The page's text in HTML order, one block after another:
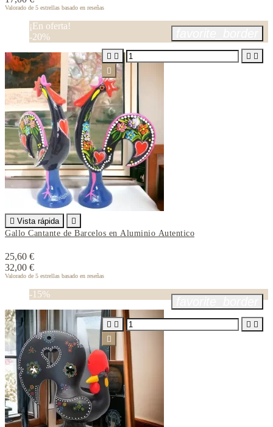
Valorado de 5 estrellas basado en reseñas
¡En oferta!
-20%
 Vista rápida

Gallo Cantante de Barcelos en Aluminio Autentico
25,60 €
32,00 €
Valorado de 5 estrellas basado en reseñas
   

-15%
   
